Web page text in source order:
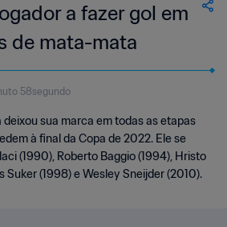
a fazer gol em
de mata-mata
58segundo
sua marca em todas as etapas
à final da Copa de 2022. Ele se
(1990), Roberto Baggio (1994), Hristo
Suker (1998) e Wesley Sneijder (2010).